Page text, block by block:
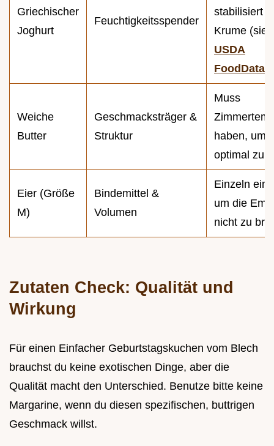
Griechischer
Joghurt
Feuchtigkeitsspender
stabilisiert
Krume
USDA
FoodData
Weiche
Butter
Geschmacksträger &
Struktur
Muss
haben, um
optimal zu
Eier (Größe
M)
Bindemittel &
Volumen
Einzeln
um die
nicht zu
Zutaten Check: Qualität und
Wirkung
Für einen Einfacher Geburtstagskuchen vom Blech
brauchst du keine exotischen Dinge, aber die
Qualität macht den Unterschied. Benutze bitte keine
Margarine, wenn du diesen spezifischen, buttrigen
Geschmack willst.